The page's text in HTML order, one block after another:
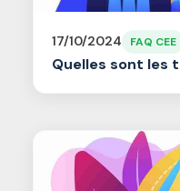
17/10/2024 FAQ CEE
Quelles sont les